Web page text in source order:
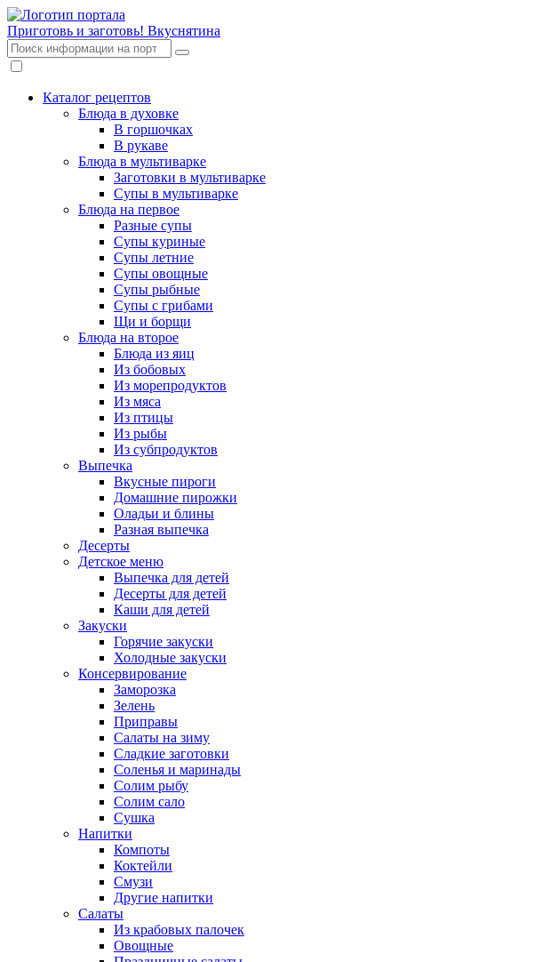
Приготовь и заготовь! Вкуснятина
Каталог рецептов
Блюда в духовке
В горшочках
В рукаве
Блюда в мультиварке
Заготовки в мультиварке
Супы в мультиварке
Блюда на первое
Разные супы
Супы куриные
Супы летние
Супы овощные
Супы рыбные
Супы с грибами
Щи и борщи
Блюда на второе
Блюда из яиц
Из бобовых
Из морепродуктов
Из мяса
Из птицы
Из рыбы
Из субпродуктов
Выпечка
Вкусные пироги
Домашние пирожки
Оладьи и блины
Разная выпечка
Десерты
Детское меню
Выпечка для детей
Десерты для детей
Каши для детей
Закуски
Горячие закуски
Холодные закуски
Консервирование
Заморозка
Зелень
Приправы
Салаты на зиму
Сладкие заготовки
Соленья и маринады
Солим рыбу
Солим сало
Сушка
Напитки
Компоты
Коктейли
Смузи
Другие напитки
Салаты
Из крабовых палочек
Овощные